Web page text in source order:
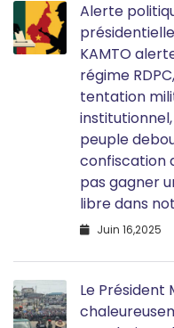
Alerte
KAMTO
régime
tentation
peuple
confiscation
pas gagner
libre dans
Juin 16,2025
Le Président